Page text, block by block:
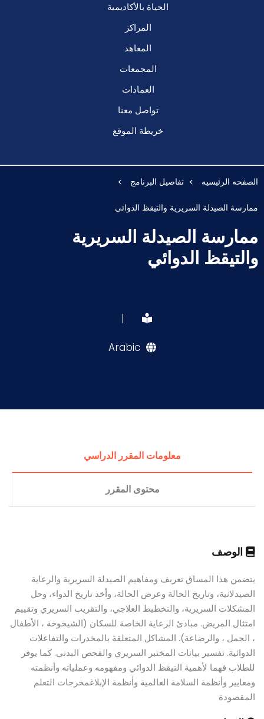
الحياة بالأكاديمية
المراكز
المعاهد
المجمعات
العمادات
تواصل معنا
خريطة الموقع
الصفحه الرئيسيه تفاصيل البرنامج
ممارسة الصيدلة السريرية والتيقظ الدوائي
ممارسة الصيدلة السريرية
والتيقظ الدوائي
|
Arabic
معلومات المقرر الدراسي
محتوى المقرر
الوصف
يتضمن هذا المساق تعريف ومفاهيم الصيدلة السريرية والرعاية
الصيدلانية، وتاريخ الحالة وعرض الحالة، وأخذ تاريخ الدواء، وحل
المشكلات السريرية، والتخطيط العلاجي، والتقريب السريري وتقييم
امتثال المريض. مبادئ الرعاية الخاصة للسكان (الشيخوخة ، الأطفال
، الحمل ، والرضاعة). المشاكل المتعلقة بالمخدرات والتفاعلات
الدوائية. تفسير بيانات المختبر السريري والفحص البدني. كما يوفر
للطلاب فهما لأهمية التيقظ الدوائي ومفهومه وعملياته وأنظمته
ومعايير وأنظمة السلامة العالمية وأنظمة الإبلاغمخرجات التعلم
المقصودة